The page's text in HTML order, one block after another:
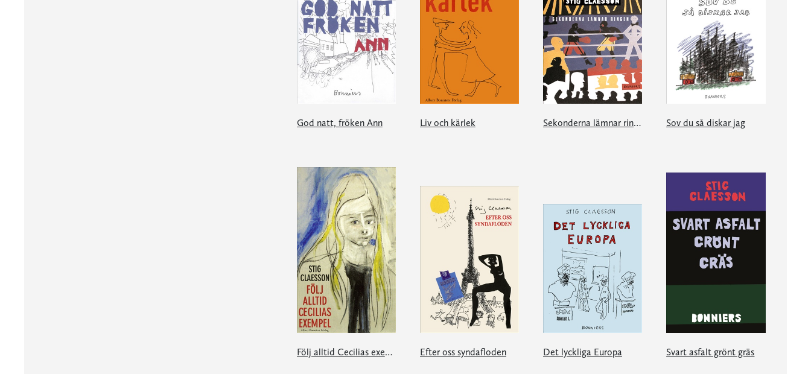
God natt, fröken Ann Liv och kärlek Sekonderna lämnar ringen Sov du så diskar jag
Följ alltid Cecilias exempel Efter oss syndafloden Det lyckliga Europa Svart asfalt grönt gräs